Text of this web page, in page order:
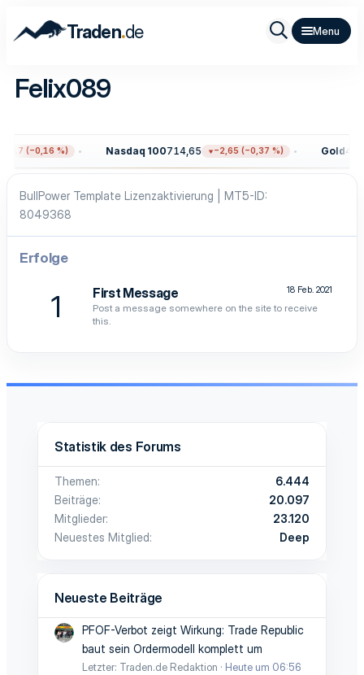
Traden.de
Felix089
(−0,16 %) Nasdaq 100714,65 −2,65 (−0,37 %) Gold
BullPower Template Lizenzaktivierung | MT5-ID
8049368
Erfolge
1 18 Feb. 2021
First Message
Post a message somewhere on the site to receive
this.
Statistik des Forums
Themen
6.444
Beiträge
20.097
Mitglieder
23.120
Neuestes Mitglied
Deep
Neueste Beiträge
PFOF-Verbot zeigt Wirkung: Trade Republic
baut sein Ordermodell komplett um
Letzter: Traden.de Redaktion
Heute um 06:56